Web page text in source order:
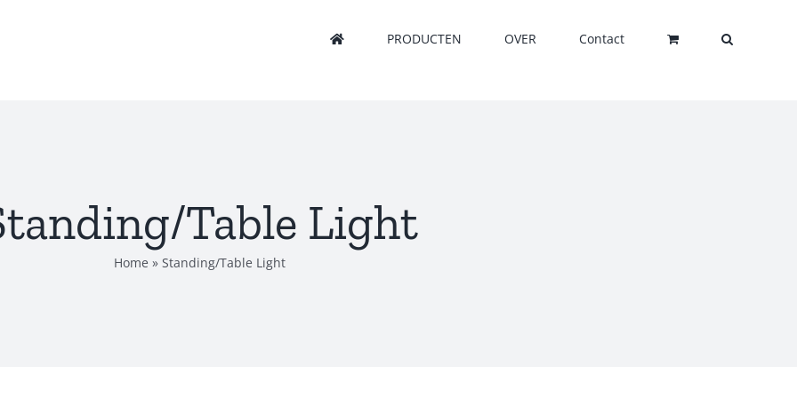
PRODUCTEN OVER Contact
Table Light
Home » Standing/Table Light